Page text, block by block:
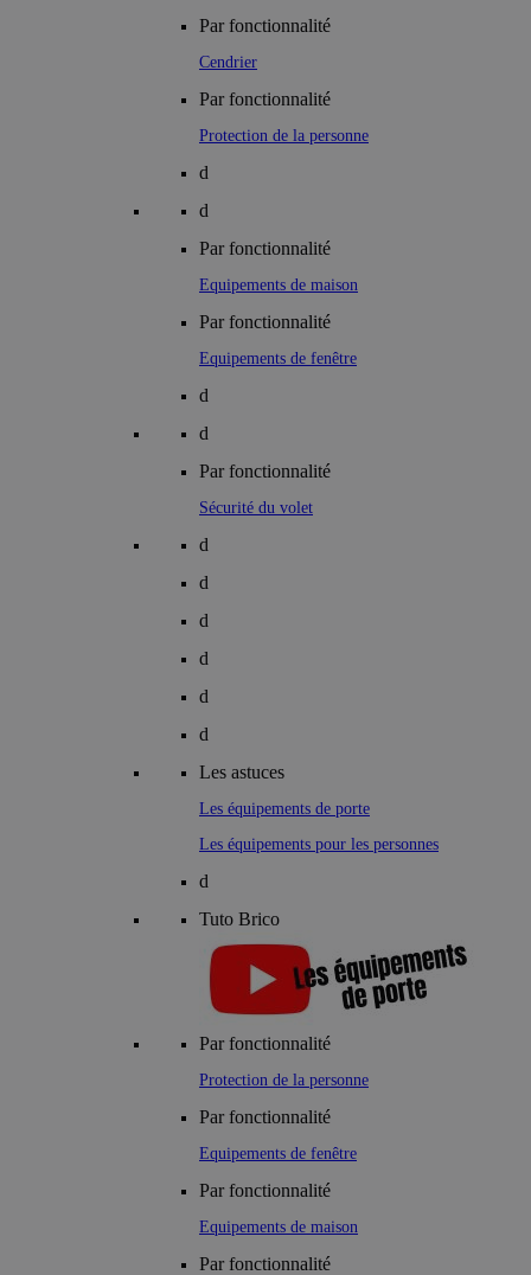
Par fonctionnalité
Cendrier
Par fonctionnalité
Protection de la personne
d
d
Par fonctionnalité
Equipements de maison
Par fonctionnalité
Equipements de fenêtre
d
d
Par fonctionnalité
Sécurité du volet
d
d
d
d
d
d
Les astuces
Les équipements de porte
Les équipements pour les personnes
d
Tuto Brico
Par fonctionnalité
Protection de la personne
Par fonctionnalité
Equipements de fenêtre
Par fonctionnalité
Equipements de maison
Par fonctionnalité